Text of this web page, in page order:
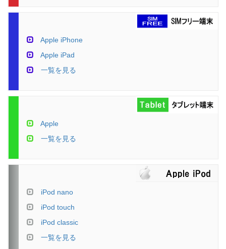
Apple iPhone
Apple iPad
一覧を見る
Apple
一覧を見る
iPod nano
iPod touch
iPod classic
一覧を見る